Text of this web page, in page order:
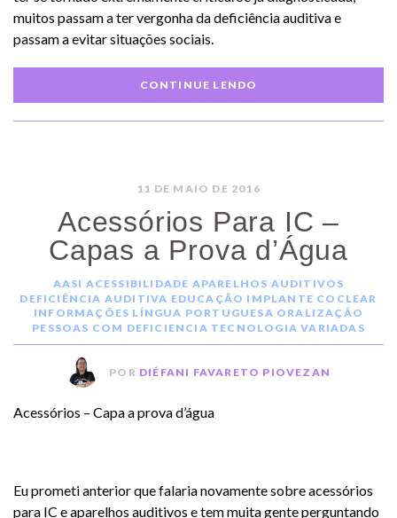
muitos passam a ter vergonha da deficiência auditiva e
passam a evitar situações sociais.
CONTINUE LENDO
11 DE MAIO DE 2016
Acessórios Para IC –
Capas a Prova d’Água
AASI ACESSIBILIDADE APARELHOS AUDITIVOS
DEFICIÊNCIA AUDITIVA EDUCAÇÃO IMPLANTE COCLEAR
INFORMAÇÕES LÍNGUA PORTUGUESA ORALIZAÇÃO
PESSOAS COM DEFICIENCIA TECNOLOGIA VARIADAS
POR DIÉFANI FAVARETO PIOVEZAN
Acessórios – Capa a prova d’água
Eu prometi anterior que falaria novamente sobre acessórios
para IC e aparelhos auditivos e tem muita gente perguntando